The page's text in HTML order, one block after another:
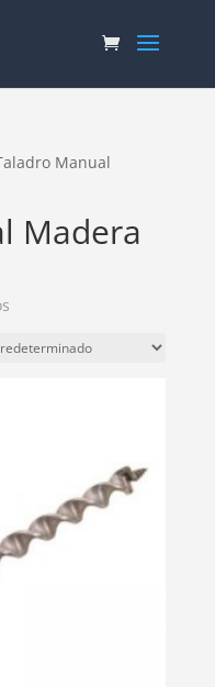
Manual
Madera